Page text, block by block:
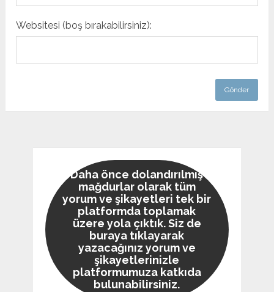
Websitesi (boş bırakabilirsiniz):
Daha önce dolandırılmış
mağdurlar olarak tüm
yorum ve şikayetleri tek bir
platformda toplamak
üzere yola çıktık. Siz de
buraya tıklayarak
yazacağınız yorum ve
şikayetlerinizle
platformumuza katkıda
bulunabilirsiniz.